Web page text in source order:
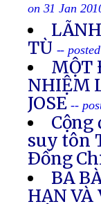
on 31 Jan
TÙ --
MỘT
NHIỆM
JOSE --
Cộng
suy tôn
Ðồng
BA
HẠN